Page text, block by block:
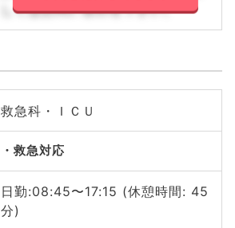
しくはお問い合わせ下さい。
救急科・ＩＣＵ
救急対応
日勤:08:45〜17:15 (休憩時間: 45
分)